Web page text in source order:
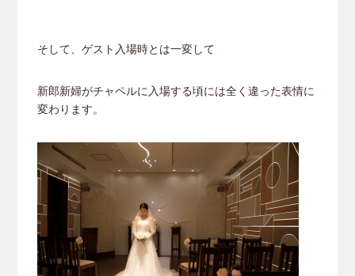
そして、ゲスト入場時とは一変して
新郎新婦がチャペルに入場する頃には全く違った表情に
変わります。